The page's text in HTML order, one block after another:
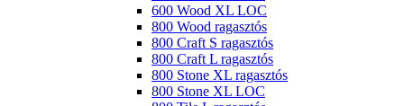
600 Wood XL LOC
800 Wood ragasztós
800 Craft S ragasztós
800 Craft L ragasztós
800 Stone XL ragasztós
800 Stone XL LOC